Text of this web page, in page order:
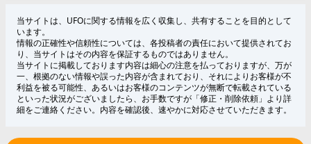
当サイトは、UFOに関する情報を広く収集し、共有することを目的として
います。
情報の正確性や信頼性については、各投稿者の責任において提供されてお
り、当サイトはその内容を保証するものではありません。
当サイトに掲載しております内容は細心の注意を払っておりますが、万が
一、根拠のない情報や誤った内容が含まれており、それによりお客様が不
利益を被る可能性、あるいはお客様のコンテンツが無断で転載されている
といった状況がございましたら、お手数ですが「修正・削除依頼」より詳
細をご連絡ください。内容を確認後、速やかに対応させていただきます。